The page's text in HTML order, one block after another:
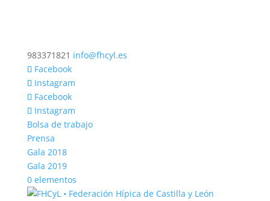
983371821 info@fhcyl.es
Facebook
Instagram
Facebook
Instagram
Bolsa de trabajo
Prensa
Gala 2018
Gala 2019
0 elementos